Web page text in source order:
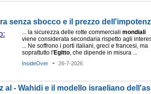
senza sbocco e il prezzo
... la sicurezza delle rotte commerciali mondiali
viene considerata secondaria rispetto agli
... Ne soffrono i porti italiani, greci e francesi, ma
soprattutto l'Egitto, che dipende in misura ...
InsideOver - 26-7-2026
al - Wahidi e il modello israeliano